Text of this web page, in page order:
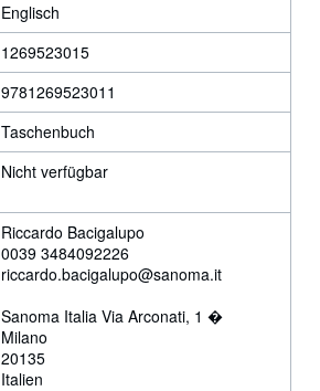
Englisch
1269523015
9781269523011
Taschenbuch
Nicht verfügbar
Riccardo Bacigalupo
0039 3484092226
riccardo.bacigalupo@sanoma.it
Sanoma Italia Via Arconati, 1 �
Milano
20135
Italien